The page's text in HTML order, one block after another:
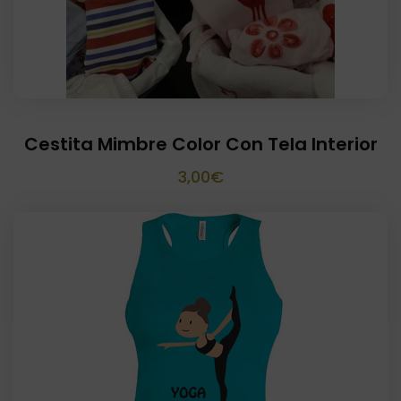
Cestita Mimbre Color Con Tela Interior
3,00€